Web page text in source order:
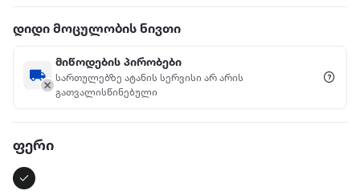
დიდი მოცულობის ნივთი
მიწოდების პირობები
სართულებზე ატანის სერვისი არ არის
გათვალისწინებული
ფერი